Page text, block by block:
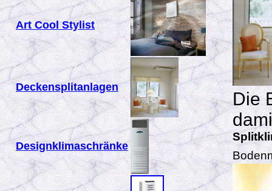
Art Cool Stylist
Deckensplitanlagen
Designklimaschränke
Die